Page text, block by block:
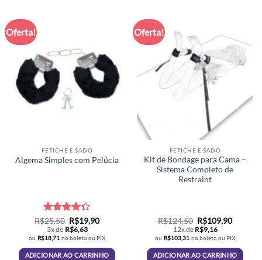
Oferta!
FETICHE E SADO
Algema Simples com Pelúcia
Avaliação
4.3de 5
R$25,50 O
preço
original
era:
R$25,50.
R$19,90O
atual
é:
R$19,90.
3x de R$6,63
ou R$18,71 no boleto ou PIX
ADICIONAR AO CARRINHO
Oferta!
FETICHE E SADO
Kit de Bondage para Cama –
Sistema Completo de
Restraint
R$124,50 O
preço
original
era:
R$124,50.
R$109,90O
atual
é:
12x de R$9,16
ou R$103,31 no boleto ou PIX
ADICIONAR AO CARRINHO